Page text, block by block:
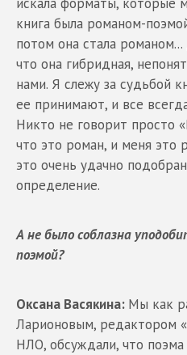
искала форматы, которые
книга была романом-
потом она стала
что она гибридная,
нами. Я слежу за судьбой
ее принимают, и все
Никто не говорит просто
что это роман, и меня это
это очень удачно
определение.
А не было соблазна
поэмой?
Оксана Васякина: Мы как
Ларионовым, редактором
НЛО, обсуждали, что поэма